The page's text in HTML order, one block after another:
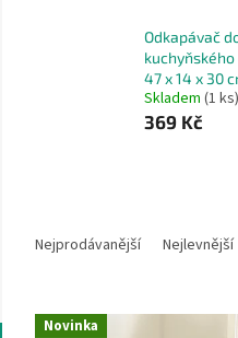
Odkapávač
47 x 14 x 30
Skladem (1 ks)
369 Kč
n
Nejprodávanější Nejlevnější
V Novinka